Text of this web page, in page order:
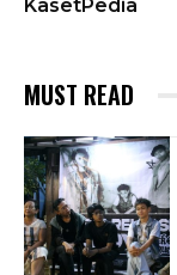
KasetPedia
MUST READ